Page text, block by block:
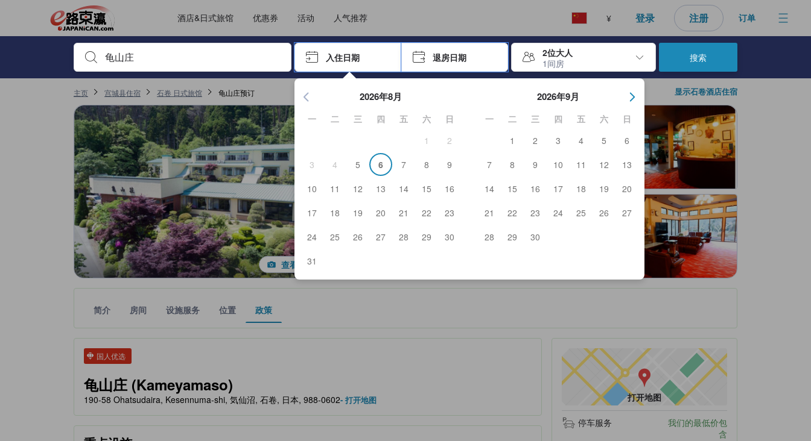
酒店&日式旅馆 优惠券 活动 人气推荐 ¥ 登录 注册 订单
输入住宿名或关键词以搜索，使用箭头或 tab 键以移动，点击 Enter 键以选择
入住日期 退房日期
2位大人
1间房
按 Enter 键开始浏览日期选择器。使用箭头键浏览入住和退房日期。使用 Enter 键选择日期后，入住日期将被选择。重复相同操作以选择
2026年8月
一 二 三 四 五 六
日
1
2
3
4 5 6 7 8
9
10
11 12 13 14 15
16
17
18 19 20 21 22
23
24
25 26 27 28 29
30
31
2026年9月
一 二 三 四 五 六
日
1
2 3 4 5
6
7
8 9 10 11 12
13
14
15 16 17 18 19
20
21
22 23 24 25 26
27
28
29 30
搜索
主页 宫城县住宿 石卷 日式旅馆 龟山庄预订 显示石卷酒店住宿
查看全部图片
简介 房间 设施服务 位置 政策
国人优选
tooltip
龟山庄 (Kameyamaso)
tooltip
金色星星表示的等级信息由合作第三方平台提供，仅作为住宿舒适度、设施服务等方面的水平参考。
190-58 Ohatsudaira, Kesennuma-shi, 気仙沼, 石卷, 日本, 988-0602- 打开地图 打开地图
停车服务
我们的最低价包
含